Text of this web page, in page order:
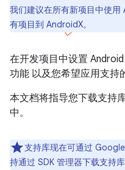
我们建议在所有新项目中使
有项目到 AndroidX。
在开发项目中设置
功能 以及您希望应用支持
本文档将指导您下载支持
中。
支持库现在可通过
持通过 SDK 管理器下载支持